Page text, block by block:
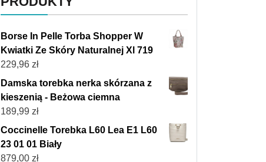
Borse In Pelle Torba Shopper W
Kwiatki Ze Skóry Naturalnej Xl 719
229,96 zł
Damska torebka nerka skórzana z
kieszenią - Beżowa ciemna
189,99 zł
Coccinelle Torebka L60 Lea E1 L60
23 01 01 Biały
879,00 zł